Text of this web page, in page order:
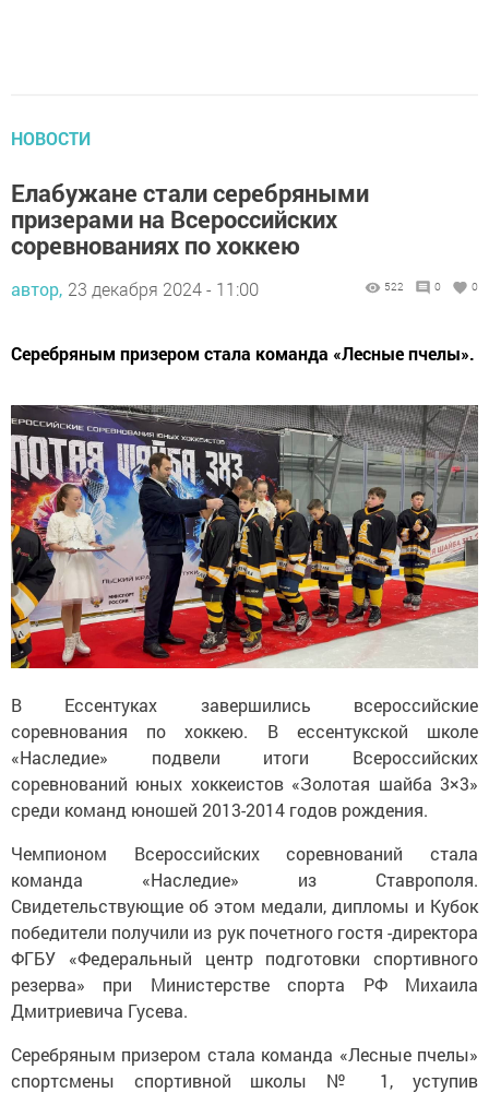
НОВОСТИ
Елабужане стали серебряными
призерами на Всероссийских
соревнованиях по хоккею
автор, 23 декабря 2024 - 11:00 522 0 0
Серебряным призером стала команда «Лесные пчелы».
В Ессентуках завершились всероссийские
соревнования по хоккею. В ессентукской школе
«Наследие» подвели итоги Всероссийских
соревнований юных хоккеистов «Золотая шайба 3×3»
среди команд юношей 2013-2014 годов рождения.
Чемпионом Всероссийских соревнований стала
команда «Наследие» из Ставрополя.
Свидетельствующие об этом медали, дипломы и Кубок
победители получили из рук почетного гостя -директора
ФГБУ «Федеральный центр подготовки спортивного
резерва» при Министерстве спорта РФ Михаила
Дмитриевича Гусева.
Серебряным призером стала команда «Лесные пчелы»
спортсмены спортивной школы № 1, уступив